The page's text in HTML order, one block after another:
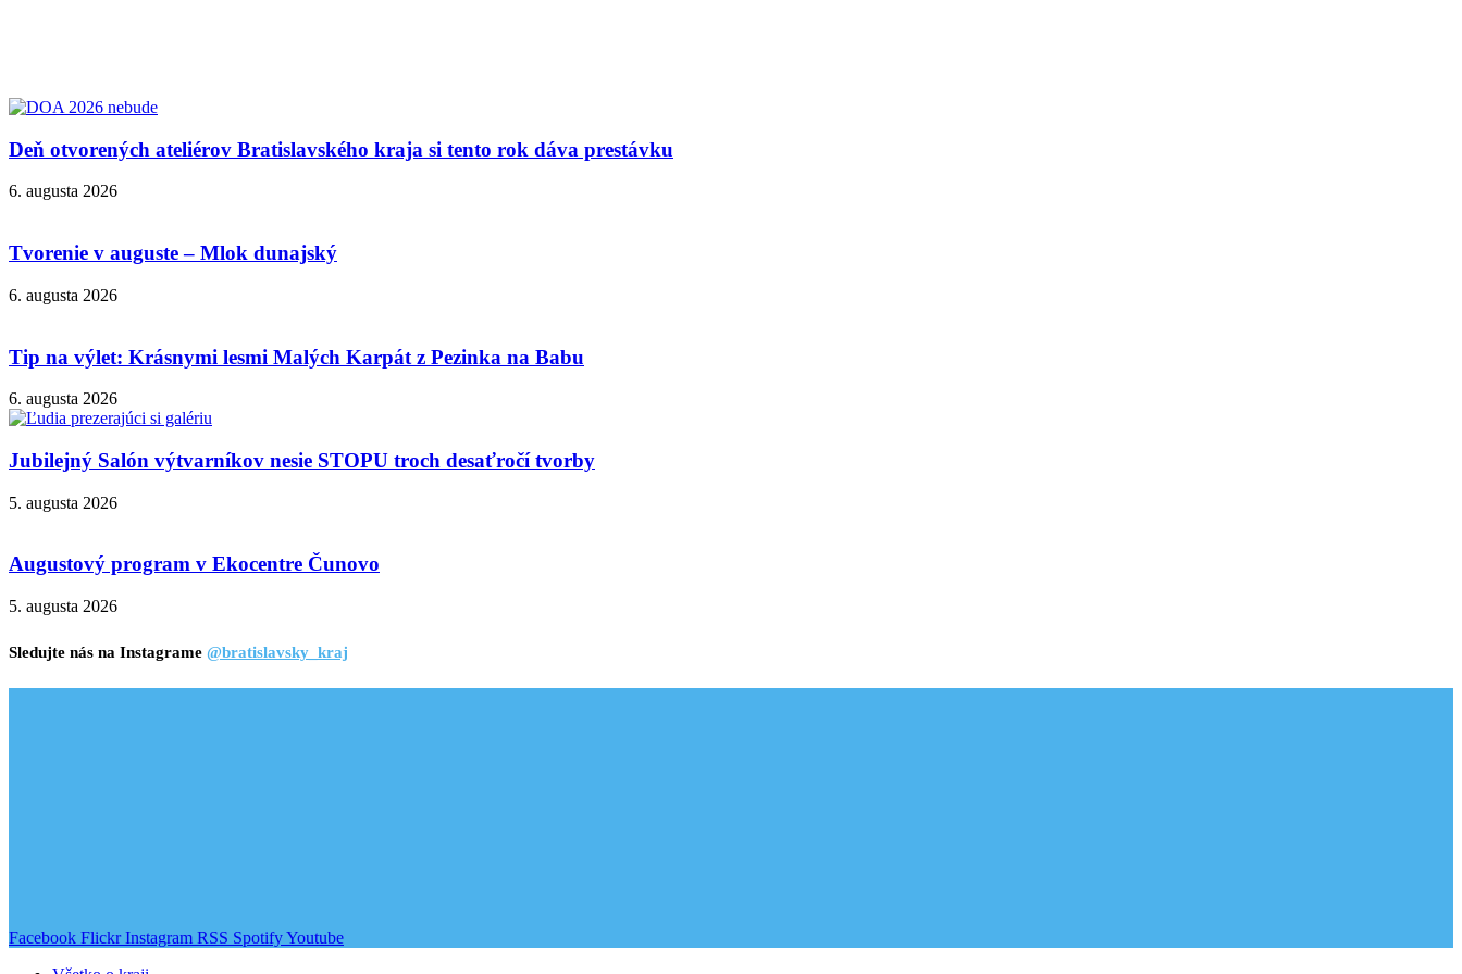
Deň otvorených ateliérov Bratislavského kraja si tento rok dáva prestávku
6. augusta 2026
Tvorenie v auguste – Mlok dunajský
6. augusta 2026
Tip na výlet: Krásnymi lesmi Malých Karpát z Pezinka na Babu
6. augusta 2026
Jubilejný Salón výtvarníkov nesie STOPU troch desaťročí tvorby
5. augusta 2026
Augustový program v Ekocentre Čunovo
5. augusta 2026
Sledujte nás na Instagrame @bratislavsky_kraj
Facebook Flickr Instagram RSS SpotifyYoutube